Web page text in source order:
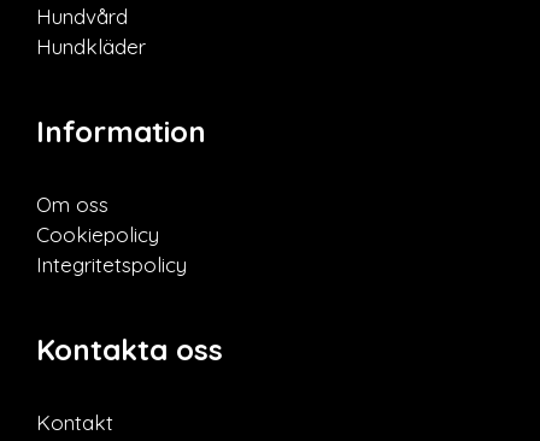
Hundvård
Hundkläder
Information
Om oss
Cookiepolicy
Integritetspolicy
Kontakta oss
Kontakt